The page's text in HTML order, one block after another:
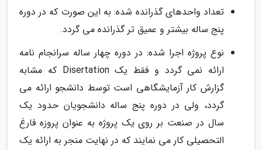
تعداد واحدهای گذرانده شده: به این صورت که در دوره
پنج ساله بیشتر و عمیق تر گذرانده می گردد.
نوع پروژه اجرا شده: در دوره چهار ساله سرانجام نامه
ارائه نمی گردد و فقط یک Disertation که مشابه
گزارش کار آزمایشگاهی است توسط دانشجو ارائه می
گردد، ولی در دوره پنج ساله دانشجویان حدود یک
سال در صنعت بر روی یک پروژه به عنوان پروزه فارغ
التحصیلی کار می نمایند که در نهایت منجر به ارائه یک